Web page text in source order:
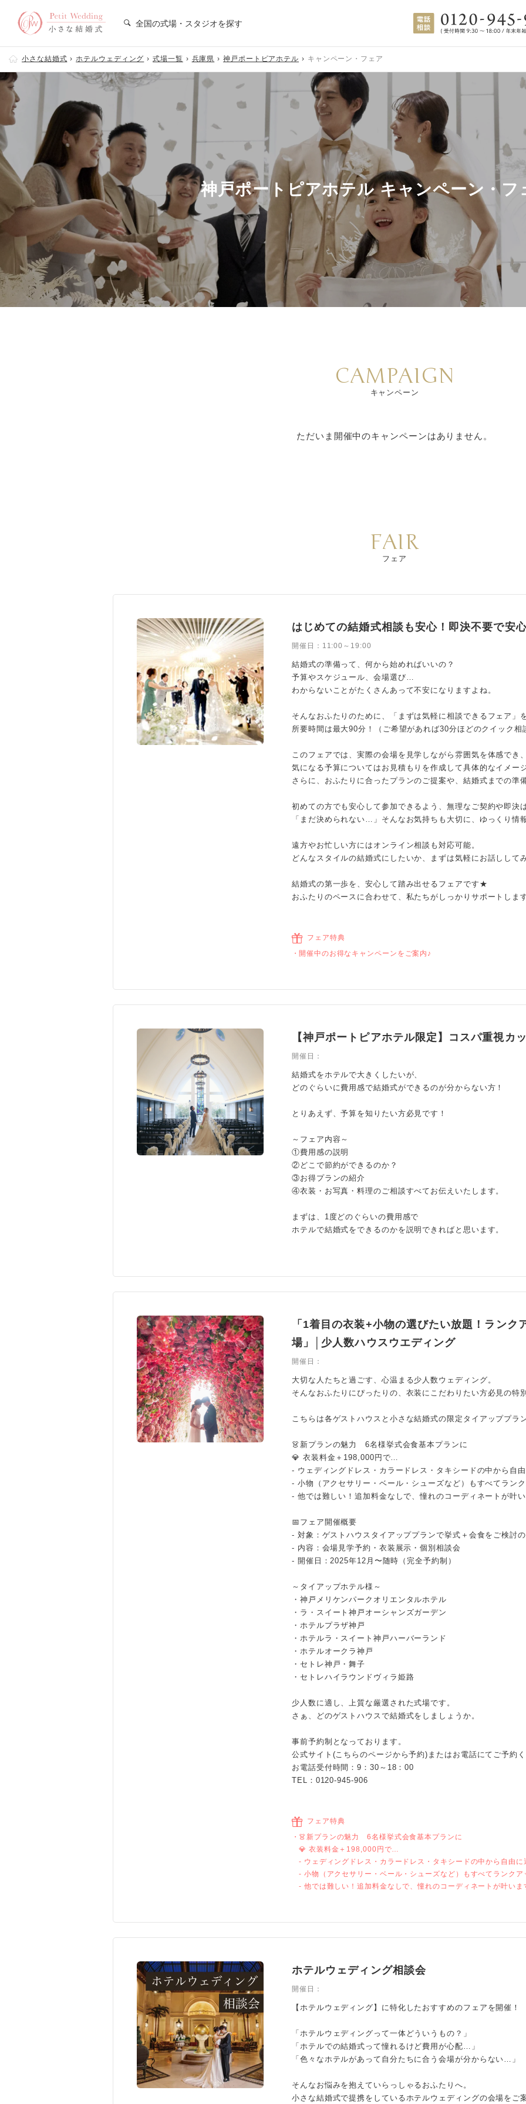
全国の式場・スタジオを探す
小さな結婚式 ホテルウェディング 式場一覧 兵庫県 神戸ポートピアホテル キャンペーン・フェア
神戸ポートピアホテル キャンペーン・フ
CAMPAIGN
キャンペーン
ただいま開催中のキャンペーンはありません。
FAIR
フェア
はじめての結婚式相談も安心！即決不要で安
開催日： 11:00～19:00
結婚式の準備って、何から始めればいいの？
予算やスケジュール、会場選び…
わからないことがたくさんあって不安になりますよね。
そんなおふたりのために、「まずは気軽に相談できるフェア」
所要時間は最大90分！（ご希望があれば30分ほどのクイック
このフェアでは、実際の会場を見学しながら雰囲気を体感でき
気になる予算についてはお見積もりを作成して具体的なイメー
さらに、おふたりに合ったプランのご提案や、結婚式までの準
初めての方でも安心して参加できるよう、無理なご契約や即決
「まだ決められない…」そんなお気持ちも大切に、ゆっくり情
遠方やお忙しい方にはオンライン相談も対応可能。
どんなスタイルの結婚式にしたいか、まずは気軽にお話しして
結婚式の第一歩を、安心して踏み出せるフェアです★
おふたりのペースに合わせて、私たちがしっかりサポートしま
フェア特典
開催中のお得なキャンペーンをご案内♪
【神戸ポートピアホテル限定】コスパ重視カ
開催日：
結婚式をホテルで大きくしたいが、
どのぐらいに費用感で結婚式ができるのが分からない方！
とりあえず、予算を知りたい方必見です！
～フェア内容～
①費用感の説明
②どこで節約ができるのか？
③お得プランの紹介
④衣装・お写真・料理のご相談すべてお伝えいたします。
まずは、1度どのぐらいの費用感で
ホテルで結婚式をできるのかを説明できればと思います。
「1着目の衣装+小物の選びたい放題！ランク
場」│少人数ハウスウエディング
開催日：
大切な人たちと過ごす、心温まる少人数ウェディング。
そんなおふたりにぴったりの、衣装にこだわりたい方必見の特
こちらは各ゲストハウスと小さな結婚式の限定タイアッププラ
👗新プランの魅力 6名様挙式会食基本プランに
💎 衣装料金＋198,000円で…
- ウェディングドレス・カラードレス・タキシードの中から自
- 小物（アクセサリー・ベール・シューズなど）もすべてラン
- 他では難しい！追加料金なしで、憧れのコーディネートが叶
📅フェア開催概要
- 対象：ゲストハウスタイアッププランで挙式＋会食をご検討
- 内容：会場見学予約・衣装展示・個別相談会
- 開催日：2025年12月〜随時（完全予約制）
～タイアップホテル様～
・神戸メリケンパークオリエンタルホテル
・ラ・スイート神戸オーシャンズガーデン
・ホテルプラザ神戸
・ホテルラ・スイート神戸ハーバーランド
・ホテルオークラ神戸
・セトレ神戸・舞子
・セトレハイラウンドヴィラ姫路
少人数に適し、上質な厳選された式場です。
さぁ、どのゲストハウスで結婚式をしましょうか。
事前予約制となっております。
公式サイト(こちらのページから予約)またはお電話にてご予約
お電話受付時間：9：30～18：00
TEL：0120-945-906
フェア特典
👗新プランの魅力 6名様挙式会食基本プランに
💎 衣装料金＋198,000円で…
- ウェディングドレス・カラードレス・タキシードの中から自由に
- 小物（アクセサリー・ベール・シューズなど）もすべてランクア
- 他では難しい！追加料金なしで、憧れのコーディネートが叶いま
ホテルウェディング相談会
開催日：
【ホテルウェディング】に特化したおすすめのフェアを開催！
「ホテルウェディングって一体どういうもの？」
「ホテルでの結婚式って憧れるけど費用が心配…」
「色々なホテルがあって自分たちに合う会場が分からない…」
そんなお悩みを抱えていらっしゃるおふたりへ。
小さな結婚式で提携をしているホテルウェディングの会場をご